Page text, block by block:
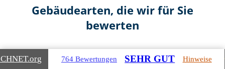
Gebäudearten, die wir für Sie
bewerten
.org 764 Bewertungen SEHR GUT Hinweise